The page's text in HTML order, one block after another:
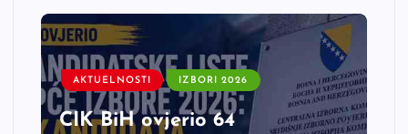
AKTUELNOSTI IZBORI 2026
CIK BiH ovjerio 64